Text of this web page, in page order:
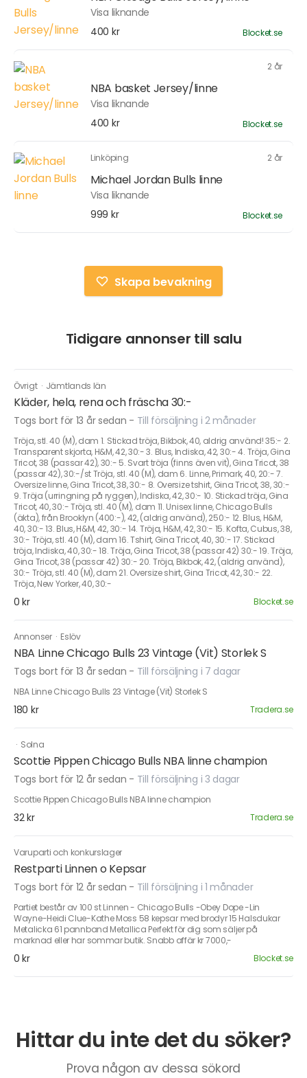
Visa liknande
400 kr
Blocket.se
2 år
NBA basket Jersey/linne
Visa liknande
400 kr
Blocket.se
Linköping 2 år
Michael Jordan Bulls linne
Visa liknande
999 kr
Blocket.se
Skapa bevakning
Tidigare annonser till salu
Övrigt · Jämtlands län
Kläder, hela, rena och fräscha 30:-
Togs bort för 13 år sedan - Till försäljning i 2 månader
Tröja, stl. 40 (M), dam 1. Stickad tröja, Bikbok, 40, aldrig använd! 35:- 2.
Transparent skjorta, H&M, 42, 30:- 3. Blus, Indiska, 42, 30:- 4. Tröja, Gina
Tricot, 38 (passar 42), 30:- 5. Svart tröja (finns även vit), Gina Tricot, 38
(passar 42), 30:-/st Tröja, stl. 40 (M), dam 6. Linne, Primark, 40, 20:- 7.
Oversize linne, Gina Tricot, 38, 30:- 8. Oversize tshirt, Gina Tricot, 38, 30:-
9. Tröja (urringning på ryggen), Indiska, 42, 30:- 10. Stickad tröja, Gina
Tricot, 40, 30:- Tröja, stl. 40 (M), dam 11. Unisex linne, Chicago Bulls
(äkta), från Brooklyn (400:-), 42, (aldrig använd), 250:- 12. Blus, H&M,
40, 30:- 13. Blus, H&M, 42, 30:- 14. Tröja, H&M, 42, 30:- 15. Kofta, Cubus, 38,
30:- Tröja, stl. 40 (M), dam 16. Tshirt, Gina Tricot, 40, 30:- 17. Stickad
tröja, Indiska, 40, 30:- 18. Tröja, Gina Tricot, 38 (passar 42) 30:- 19. Tröja,
Gina Tricot, 38 (passar 42) 30:- 20. Tröja, Bikbok, 42, (aldrig använd),
30:- Tröja, stl. 40 (M), dam 21. Oversize shirt, Gina Tricot, 42, 30:- 22.
Tröja, New Yorker, 40, 30:-
0 kr Blocket.se
Annonser · Eslöv
NBA Linne Chicago Bulls 23 Vintage (Vit) Storlek S
Togs bort för 13 år sedan - Till försäljning i 7 dagar
NBA Linne Chicago Bulls 23 Vintage (Vit) Storlek S
180 kr Tradera.se
· Solna
Scottie Pippen Chicago Bulls NBA linne champion
Togs bort för 12 år sedan - Till försäljning i 3 dagar
Scottie Pippen Chicago Bulls NBA linne champion
32 kr Tradera.se
Varuparti och konkurslager
Restparti Linnen o Kepsar
Togs bort för 12 år sedan - Till försäljning i 1 månader
Partiet består av 100 st Linnen - Chicago Bulls -Obey Dope -Lin
Wayne-Heidi Clue-Kathe Moss 58 kepsar med brodyr 15 Halsdukar
Metalicka 61 pannband Metallica Perfekt för dig som säljer på
marknad eller har sommar butik. Snabb affär kr 7000,-
0 kr Blocket.se
Hittar du inte det du söker?
Prova någon av dessa sökord